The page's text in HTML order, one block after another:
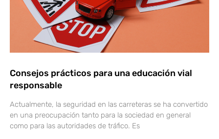
Consejos prácticos para una educación vial
responsable
Actualmente, la seguridad en las carreteras se ha convertido
en una preocupación tanto para la sociedad en general
como para las autoridades de tráfico. Es